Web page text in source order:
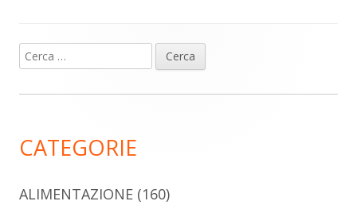
Barra
laterale
Ricerca
per:
CATEGORIE
ALIMENTAZIONE (160)